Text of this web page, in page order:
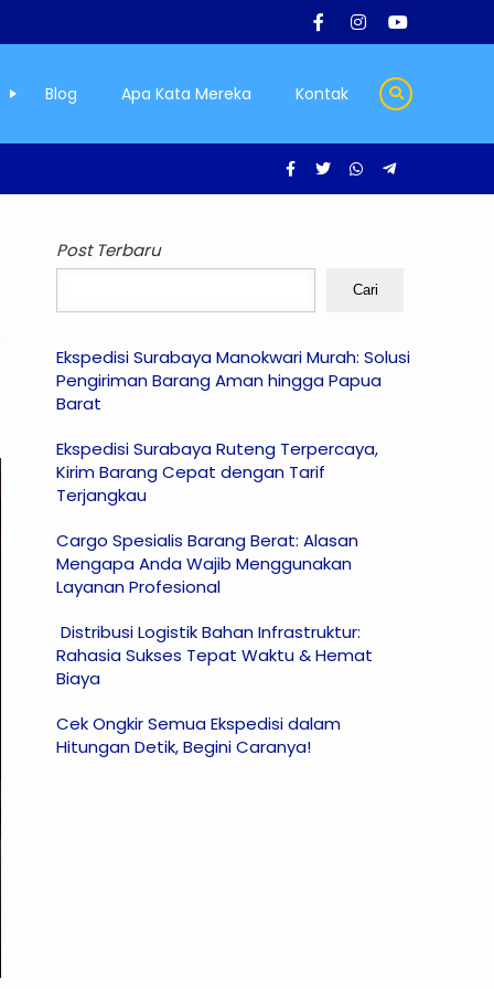
Blog Apa Kata Mereka Kontak
Post Terbaru
Cari
Ekspedisi Surabaya Manokwari Murah: Solusi
Pengiriman Barang Aman hingga Papua
Barat
Ekspedisi Surabaya Ruteng Terpercaya,
Kirim Barang Cepat dengan Tarif
Terjangkau
Cargo Spesialis Barang Berat: Alasan
Mengapa Anda Wajib Menggunakan
Layanan Profesional
Distribusi Logistik Bahan Infrastruktur:
Rahasia Sukses Tepat Waktu & Hemat
Biaya
Cek Ongkir Semua Ekspedisi dalam
Hitungan Detik, Begini Caranya!